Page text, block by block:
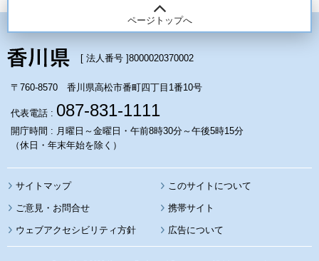
ページトップへ
[ 法人番号 ]8000020370002
〒760-8570 香川県高松市番町四丁目1番10号
代表電話 : 087-831-1111
開庁時間 : 月曜日～金曜日・午前8時30分～午後5時15分
（休日・年末年始を除く）
サイトマップ このサイトについて
携帯サイト
ウェブアクセシビリティ方針 広告について